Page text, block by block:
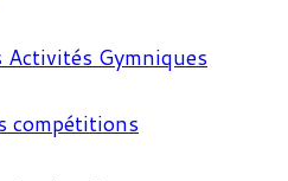
Gymniques
compétitions